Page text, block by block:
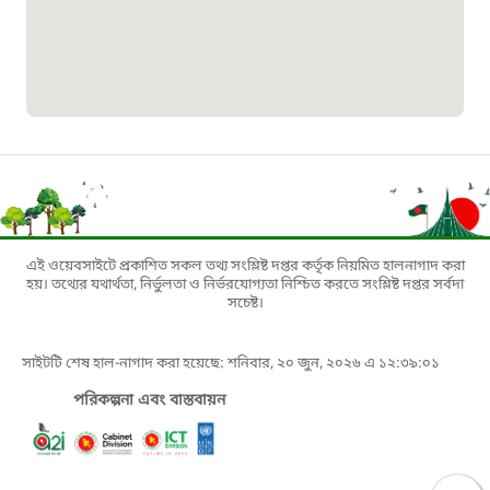
১৬১৭১
বাংলাদেশ মুক্তিযোদ্ধা কল্যাণ ট্রাস্ট
১৬১৩৫
১৬৫৭৫
ই-জিপি ইমার্জেন্সি হটলাইন
এই ওয়েবসাইটে প্রকাশিত সকল তথ্য সংশ্লিষ্ট দপ্তর কর্তৃক নিয়মিত হালনাগাদ করা
হয়। তথ্যের যথার্থতা, নির্ভুলতা ও নির্ভরযোগ্যতা নিশ্চিত করতে সংশ্লিষ্ট দপ্তর সর্বদা
সচেষ্ট।
সাইটটি শেষ হাল-নাগাদ করা হয়েছে: শনিবার, ২০ জুন, ২০২৬ এ ১২:৩৯:০১
পরিকল্পনা এবং বাস্তবায়ন